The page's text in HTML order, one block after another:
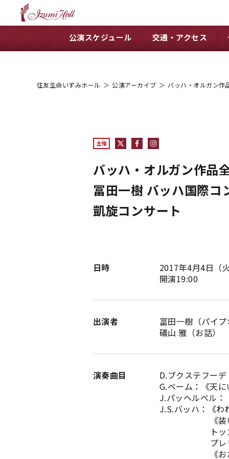
公演スケジュール 交通・アクセス
住友生命いずみホール ＞ 公演アーカイブ ＞ バッハ・オルガン作
主催
バッハ・オルガン作品
冨田一樹 バッハ国際
凱旋コンサート
日時
2017年4月4日（火
開演19:00
出演者
冨田一樹（パイプ
礒山 雅（お話）
演奏曲目
D.ブクステフー
G.ベーム：《天に
J.パッヘルベル：
J.S.バッハ：《わ
《装いせよ
トッカータ
プレリュー
《おお人よ